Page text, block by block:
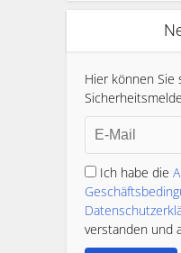
Hier können
Ich habe die
verstanden und